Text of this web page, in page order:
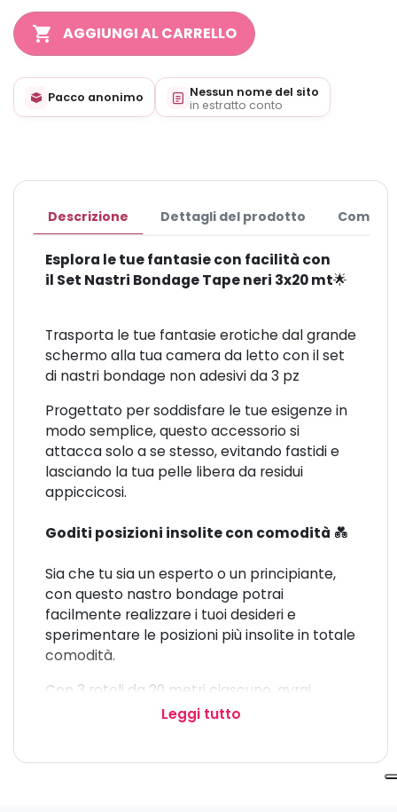
shopping_cart AGGIUNGI AL CARRELLO
Pacco anonimo
Nessun nome del sito
in estratto conto
Descrizione Dettagli del prodotto
Esplora le tue fantasie con facilità con
il Set Nastri Bondage Tape neri 3x20 mt🌟
Trasporta le tue fantasie erotiche dal grande
schermo alla tua camera da letto con il set
di nastri bondage non adesivi da 3 pz
Progettato per soddisfare le tue esigenze in
modo semplice, questo accessorio si
attacca solo a se stesso, evitando fastidi e
lasciando la tua pelle libera da residui
appiccicosi.
Goditi posizioni insolite con comodità 💑
Sia che tu sia un esperto o un principiante,
con questo nastro bondage potrai
facilmente realizzare i tuoi desideri e
sperimentare le posizioni più insolite in totale
comodità.
Con 3 rotoli da 20 metri ciascuno, avrai
abbastanza lunghezza per esplorare nuove
Leggi tutto